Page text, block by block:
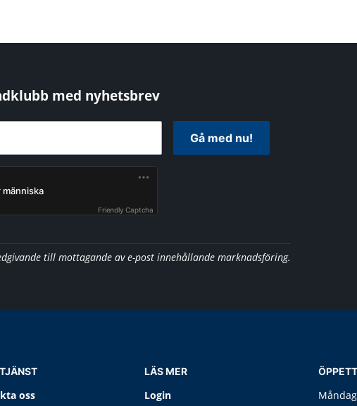
med nyhetsbrev
Gå med nu!
Friendly Captcha
till mottagande av e-post innehållande marknadsföring.
oss
LÄS MER
Login